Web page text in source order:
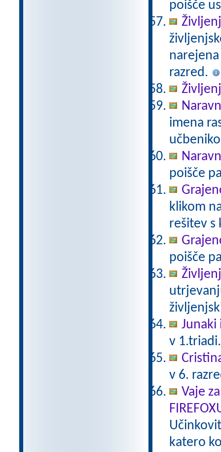
poišče
razred.
imena
poišče
klikom
rešitev s
poišče
Junaki
v
v 6.
Vaje
katero